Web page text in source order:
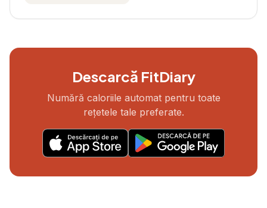
Descarcă FitDiary
Numără caloriile automat pentru toate
rețetele tale preferate.